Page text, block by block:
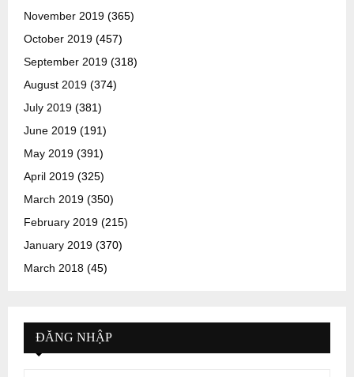
November 2019 (365)
October 2019 (457)
September 2019 (318)
August 2019 (374)
July 2019 (381)
June 2019 (191)
May 2019 (391)
April 2019 (325)
March 2019 (350)
February 2019 (215)
January 2019 (370)
March 2018 (45)
ĐĂNG NHẬP